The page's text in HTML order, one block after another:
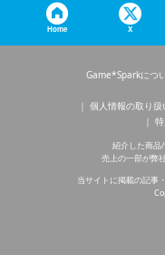
Home X
Game*Sparkにつ
個人情報の取り扱
紹介した商品/
売上の一部が弊
当サイトに掲載の記事